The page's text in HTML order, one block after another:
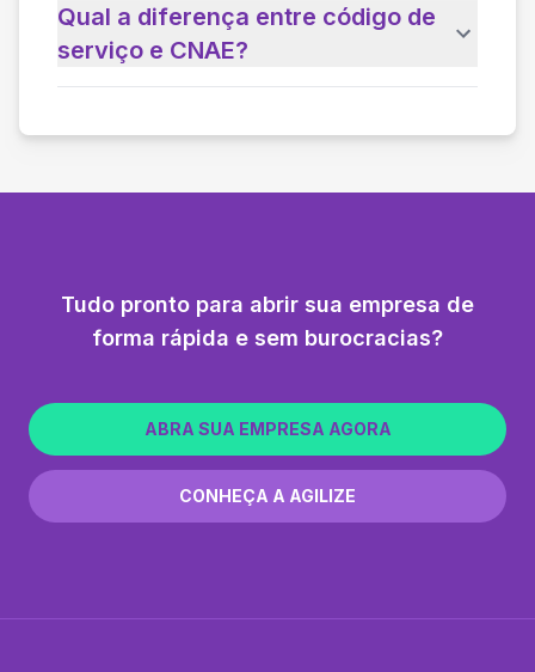
Qual a diferença entre código de
serviço e CNAE?
Tudo pronto para abrir sua empresa de
forma rápida e sem burocracias?
ABRA SUA EMPRESA AGORA
CONHEÇA A AGILIZE